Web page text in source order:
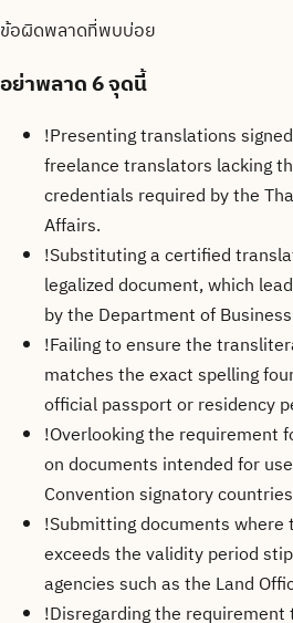
ข้อผิดพลาดที่พบบ่อย
อย่าพลาด6 จุดนี้
!Presenting translations
freelance translators lacking
credentials required by the
Affairs.
!Substituting a certified
legalized document, which
by the Department of
!Failing to ensure the
matches the exact spelling
official passport or residency
!Overlooking the requirement
on documents intended for
Convention signatory
!Submitting documents
exceeds the validity period
agencies such as the Land
!Disregarding the